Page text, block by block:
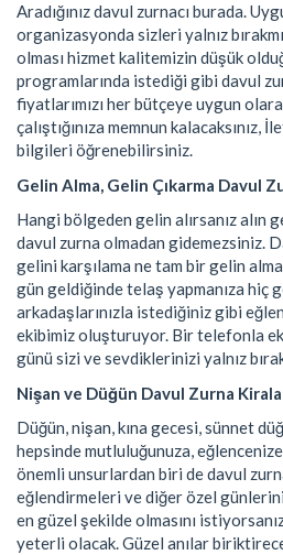
Aradığınız davul zurnacı burada.
organizasyonda sizleri yalnız
olması hizmet kalitemizin düşük
programlarında istediği gibi davul
fiyatlarımızı her bütçeye uygun
çalıştığınıza memnun
bilgileri öğrenebilirsiniz.
Gelin Alma, Gelin Çıkarma Davul
Hangi bölgeden gelin alırsanız alın
davul zurna olmadan gidemezsiniz.
gelini karşılama ne tam bir gelin alma
gün geldiğinde telaş yapmanıza hiç
arkadaşlarınızla istediğiniz gibi
ekibimiz oluşturuyor. Bir telefonla
günü sizi ve sevdiklerinizi yalnız
Nişan ve Düğün Davul Zurna
Düğün, nişan, kına gecesi, sünnet
hepsinde mutluluğunuza,
önemli unsurlardan biri de davul
eğlendirmeleri ve diğer özel
en güzel şekilde olmasını
yeterli olacak. Güzel anılar